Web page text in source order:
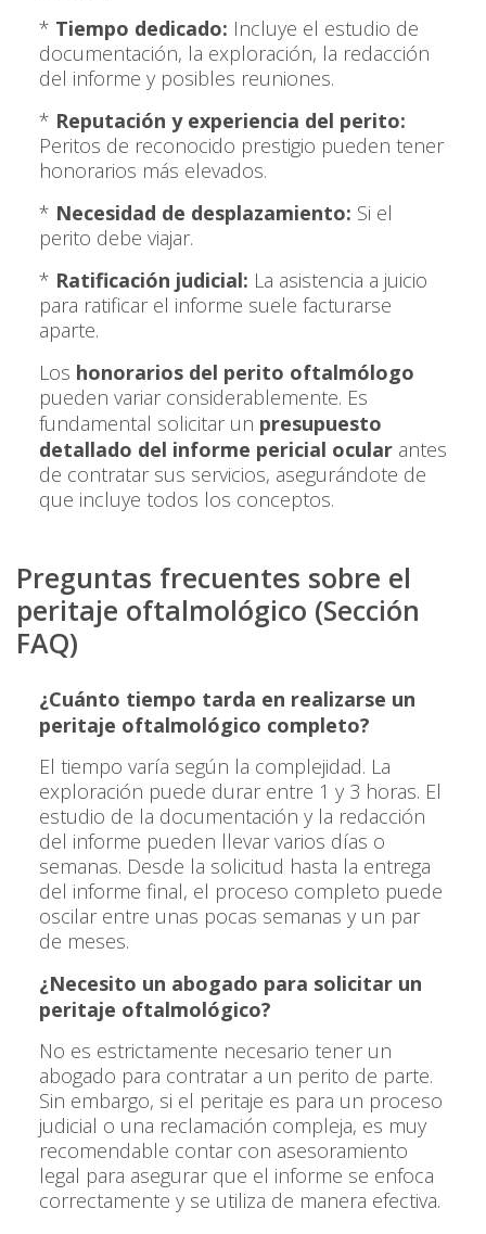
* Tiempo dedicado: Incluye el estudio de
documentación, la exploración, la redacción
del informe y posibles reuniones.
* Reputación y experiencia del perito:
Peritos de reconocido prestigio pueden tener
honorarios más elevados.
* Necesidad de desplazamiento: Si el
perito debe viajar.
* Ratificación judicial: La asistencia a juicio
para ratificar el informe suele facturarse
aparte.
Los honorarios del perito oftalmólogo
pueden variar considerablemente. Es
fundamental solicitar un presupuesto
detallado del informe pericial ocularantes
de contratar sus servicios, asegurándote de
que incluye todos los conceptos.
Preguntas frecuentes sobre el
peritaje oftalmológico (Sección
FAQ)
¿Cuánto tiempo tarda en realizarse un
peritaje oftalmológico completo?
El tiempo varía según la complejidad. La
exploración puede durar entre 1 y 3 horas. El
estudio de la documentación y la redacción
del informe pueden llevar varios días o
semanas. Desde la solicitud hasta la entrega
del informe final, el proceso completo puede
oscilar entre unas pocas semanas y un par
de meses.
¿Necesito un abogado para solicitar un
peritaje oftalmológico?
No es estrictamente necesario tener un
abogado para contratar a un perito de parte.
Sin embargo, si el peritaje es para un proceso
judicial o una reclamación compleja, es muy
recomendable contar con asesoramiento
legal para asegurar que el informe se enfoca
correctamente y se utiliza de manera efectiva.